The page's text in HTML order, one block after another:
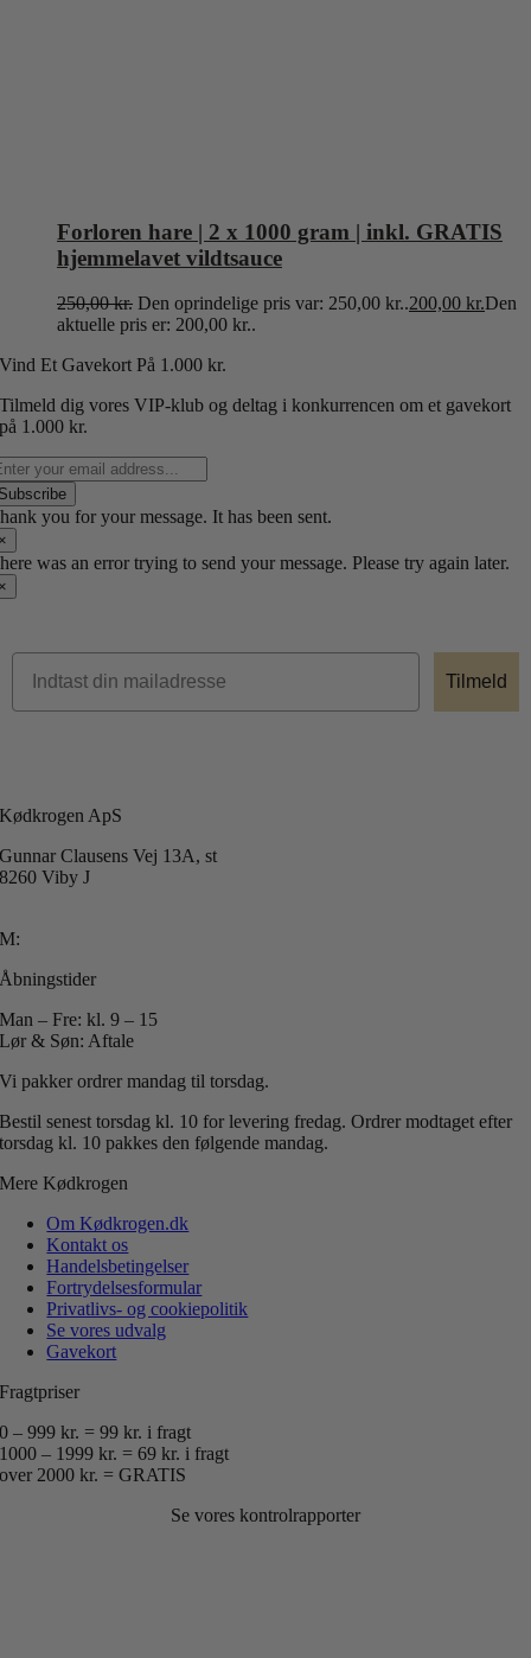
Forloren hare | 2 x 1000 gram | inkl. GRATIS
hjemmelavet vildtsauce
250,00kr. Den oprindelige pris var: 250,00 kr..200,00 kr.Den
aktuelle pris er: 200,00 kr..
Vind Et Gavekort På 1.000 kr.
Tilmeld dig vores VIP-klub og deltag i konkurrencen om et gavekort
på 1.000 kr.
you for your message. It has been sent.
was an error trying to send your message. Please try again later.
Tilmeld
Kødkrogen ApS
Gunnar Clausens Vej 13A, st
8260 Viby J
M:
Åbningstider
Man – Fre: kl. 9 – 15
Lør & Søn: Aftale
Vi pakker ordrer mandag til torsdag.
Bestil senest torsdag kl. 10 for levering fredag.Ordrer modtaget efter
torsdag kl. 10 pakkes den følgende mandag.
Mere Kødkrogen
Om Kødkrogen.dk
Kontakt os
Handelsbetingelser
Fortrydelsesformular
Privatlivs- og cookiepolitik
Se vores udvalg
Gavekort
Fragtpriser
0 – 999 kr. = 99 kr. i fragt
1000 – 1999 kr. = 69 kr. i fragt
over 2000 kr. = GRATIS
Se vores kontrolrapporter